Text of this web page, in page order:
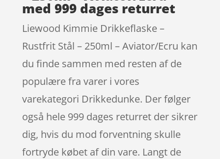
med 999 dages returret
Liewood Kimmie Drikkeflaske –
Rustfrit Stål – 250ml – Aviator/Ecru kan
du finde sammen med resten af de
populære fra varer i vores
varekategori Drikkedunke. Der følger
også hele 999 dages returret der sikrer
dig, hvis du mod forventning skulle
fortryde købet af din vare. Langt de